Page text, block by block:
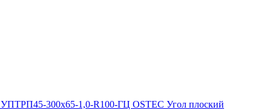
УПТРП45-300х65-1,0-R100-ГЦ OSTEC Угол плоский